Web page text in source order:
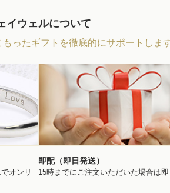
イウェルについて
ったギフトを徹底的にサポートしま
オンリ
即配（即日発送）
15時までにご注文いただいた場合は